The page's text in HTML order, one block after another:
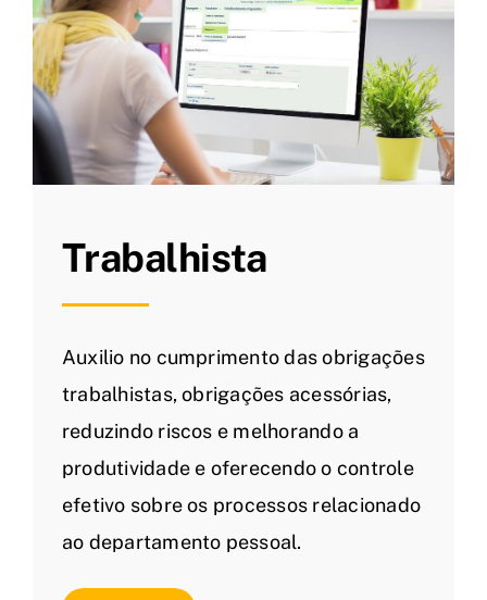
Trabalhista
Auxilio no cumprimento das obrigações
trabalhistas, obrigações acessórias,
reduzindo riscos e melhorando a
produtividade e oferecendo o controle
efetivo sobre os processos relacionado
ao departamento pessoal.